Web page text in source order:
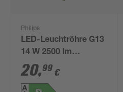
Philips
LED-Leuchtröhre G13
14 W 2500 lm
tageslichtweiß
20,99 €